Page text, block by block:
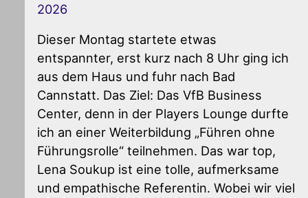
2026
Dieser Montag startete etwas
entspannter, erst kurz nach 8 Uhr ging ich
aus dem Haus und fuhr nach Bad
Cannstatt. Das Ziel: Das VfB Business
Center, denn in der Players Lounge durfte
ich an einer Weiterbildung „Führen ohne
Führungsrolle“ teilnehmen. Das war top,
Lena Soukup ist eine tolle, aufmerksame
und empathische Referentin. Wobei wir viel